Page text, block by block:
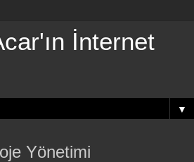
İnternet
▼
Yönetimi